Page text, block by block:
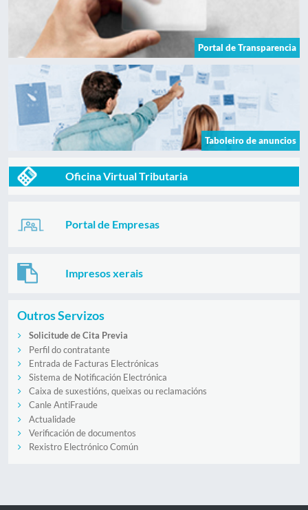
Portal de Transparencia
Taboleiro de anuncios
Oficina Virtual Tributaria
Portal de Empresas
Impresos xerais
Outros Servizos
Solicitude de Cita Previa
Perfil do contratante
Entrada de Facturas Electrónicas
Sistema de Notificación Electrónica
Caixa de suxestións, queixas ou reclamacións
Canle AntiFraude
Actualidade
Verificación de documentos
Rexistro Electrónico Común